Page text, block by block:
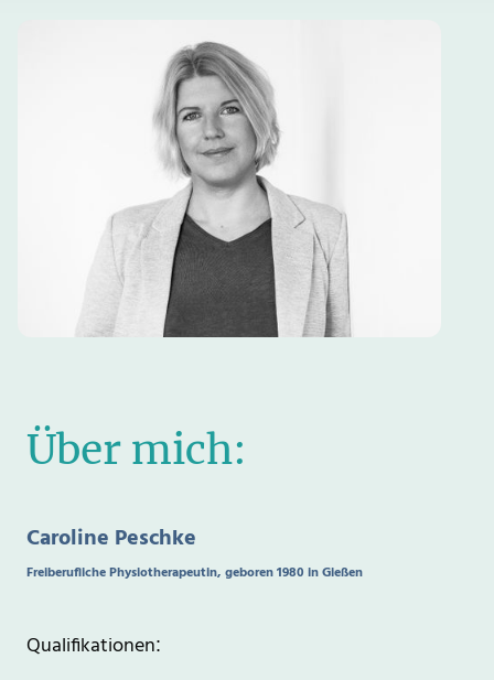
Über mich:
Caroline Peschke
Freiberufliche Physiotherapeutin, geboren 1980 in Gießen
Qualifikationen: